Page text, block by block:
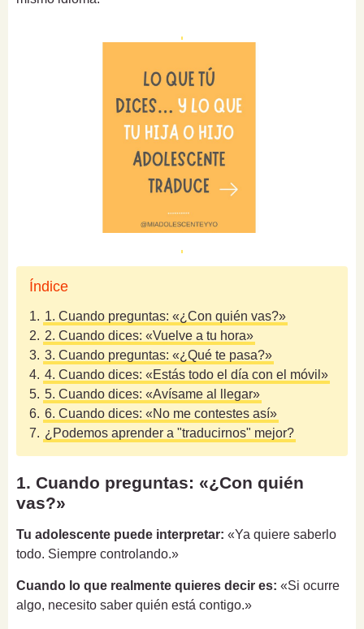
Índice
1. 1. Cuando preguntas: «¿Con quién vas?»
2. 2. Cuando dices: «Vuelve a tu hora»
3. 3. Cuando preguntas: «¿Qué te pasa?»
4. 4. Cuando dices: «Estás todo el día con el móvil»
5. 5. Cuando dices: «Avísame al llegar»
6. 6. Cuando dices: «No me contestes así»
7. ¿Podemos aprender a "traducirnos" mejor?
1. Cuando preguntas: «¿Con quién
vas?»
Tu adolescente puede interpretar: «Ya quiere saberlo
todo. Siempre controlando.»
Cuando lo que realmente quieres decir es: «Si ocurre
algo, necesito saber quién está contigo.»